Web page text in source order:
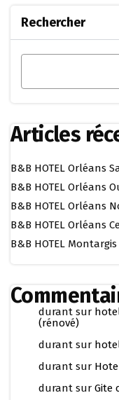
Rechercher
Articles
B&B HOTEL Orléans
B&B HOTEL Orléans
B&B HOTEL Orléans
B&B HOTEL Orléans
B&B HOTEL Montargis
durant sur
(rénové)
durant sur
durant sur
durant sur Gite